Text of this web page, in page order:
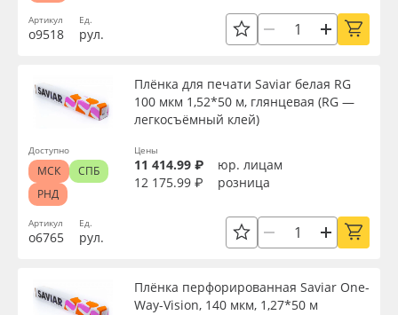
Артикул
о9518
Ед.
рул.
Артикул
о6765
Плёнка для печати Saviar белая RG
100 мкм 1,52*50 м, глянцевая (RG —
легкосъёмный клей)
Ед.
рул.
Цены
11 414.99 ₽
юр. лицам
12 175.99 ₽
розница
Доступно
МСК
СПБ
РНД
Плёнка перфорированная Saviar One-
Way-Vision, 140 мкм, 1,27*50 м